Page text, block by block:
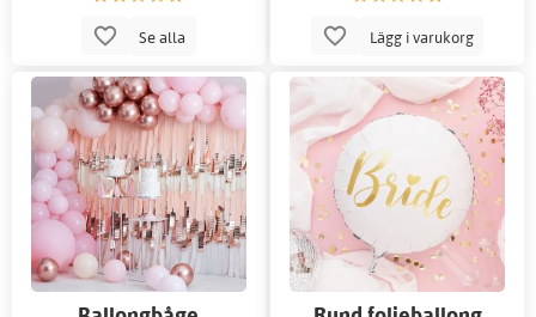
Se alla Lägg i varukorg